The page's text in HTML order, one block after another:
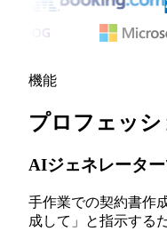
機能
プロフェッ
AIジェネレータ
手作業での契約書作
成して」と指示する